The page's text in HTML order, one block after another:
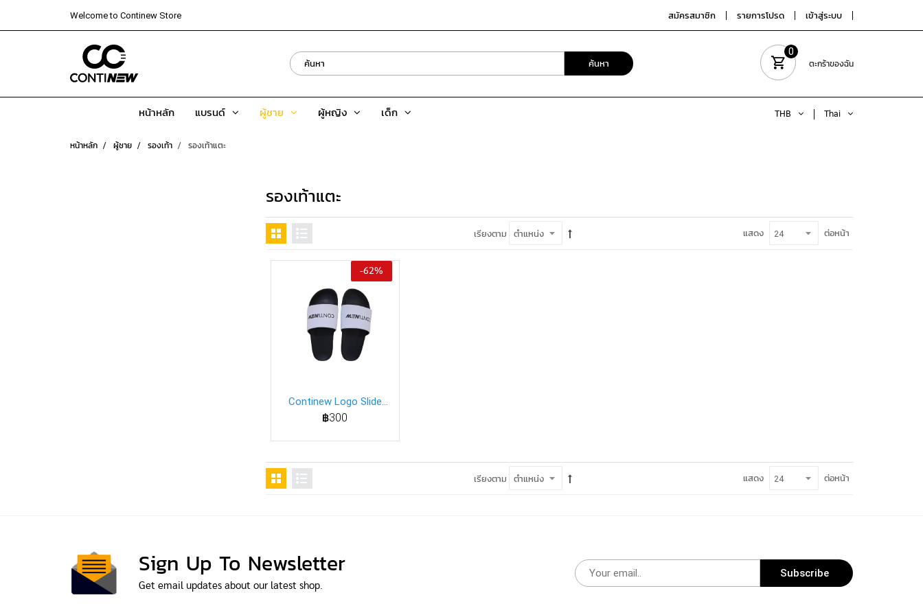
Welcome to Continew Store สมัครสมาชิก รายการโปรด เข้าสู่ระบบ
ค้นหา ตะกร้าของฉัน
0
THB Thai
หน้าหลัก แบรนด์ ผู้ชาย ผู้หญิง เด็ก
หน้าหลัก ผู้ชาย รองเท้า รองเท้าแตะ
รองเท้าแตะ
เรียงตาม แสดง ต่อหน้า
-62%
Continew Logo Slide
Black White Color
Unisex's
฿300
เรียงตาม แสดง ต่อหน้า
Sign Up To Newsletter
Get email updates about our latest shop.
>